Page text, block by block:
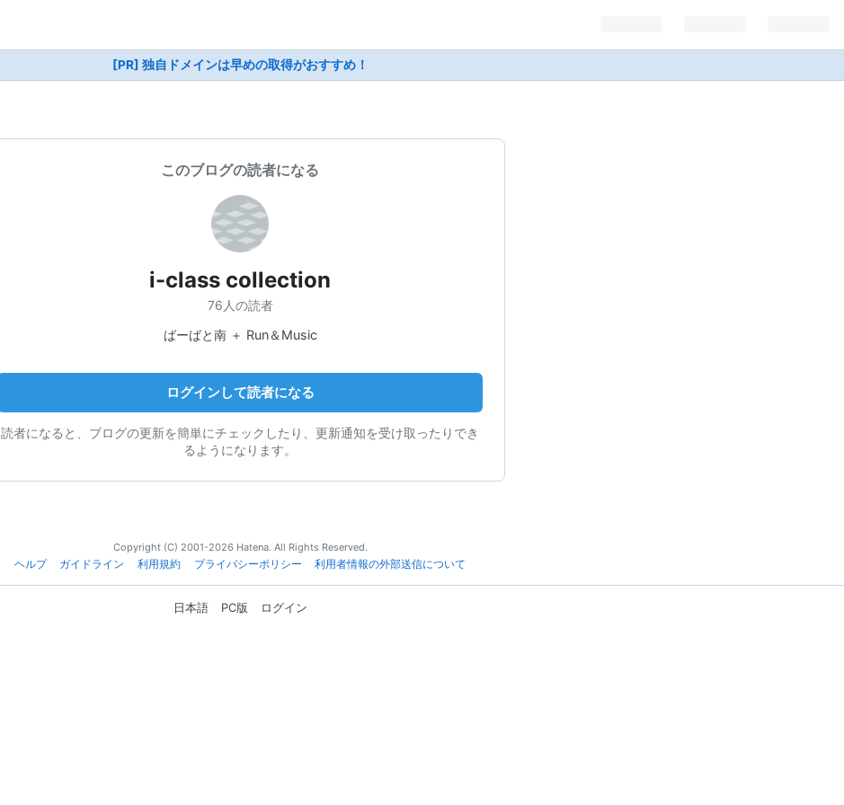
[PR] 独自ドメインは早めの取得がおすすめ！
このブログの読者になる
i-class collection
76人の読者
ばーばと南 ＋ Run＆Music
ログインして読者になる
読者になると、ブログの更新を簡単にチェックしたり、更新通知を受け取ったりでき
るようになります。
Copyright (C) 2001-2026 Hatena. All Rights Reserved.
ヘルプ
ガイドライン 利用規約 プライバシーポリシー 利用者情報の外部送信について
日本語 PC版 ログイン